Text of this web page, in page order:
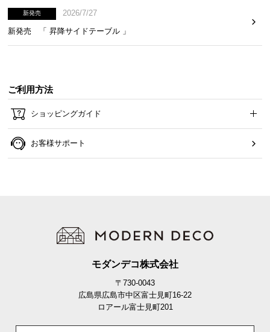
新発売
2026/7/27
新発売 「 昇降サイドテーブル 」
ご利用方法
ショッピングガイド
お客様サポート
モダンデコ株式会社
〒730-0043
広島県広島市中区富士見町16-22
ロアール富士見町201